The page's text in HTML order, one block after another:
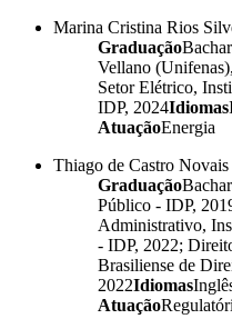
Marina Cristina Rios
Graduação
Vellano
Setor Elétrico,
IDP, 2024Idiomas
AtuaçãoEnergia
Thiago de Castro
Graduação
Público - IDP,
Administrativo,
- IDP, 2022;
Brasiliense de
2022Idiomas
Atuação